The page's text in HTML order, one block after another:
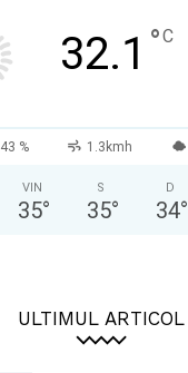
32.1 °C
43 % 1.3kmh
VIN
35°
S
35°
D
34°
ULTIMUL ARTICOL